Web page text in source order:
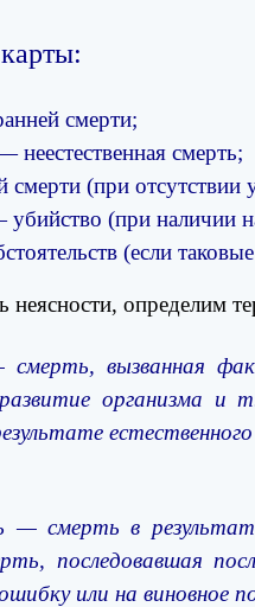
смерти;
неестественная смерть;
смерти (при отсутствии
(при наличии
(если
неясности, определим
вызванная
организма
— смерть в
последовавшая
или на виновное